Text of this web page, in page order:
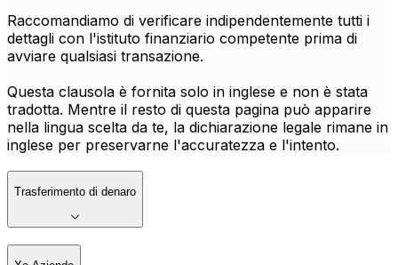
Raccomandiamo di verificare indipendentemente tutti i
dettagli con l'istituto finanziario competente prima di
avviare qualsiasi transazione.
Questa clausola è fornita solo in inglese e non è stata
tradotta. Mentre il resto di questa pagina può apparire
nella lingua scelta da te, la dichiarazione legale rimane in
inglese per preservarne l'accuratezza e l'intento.
Trasferimento di denaro